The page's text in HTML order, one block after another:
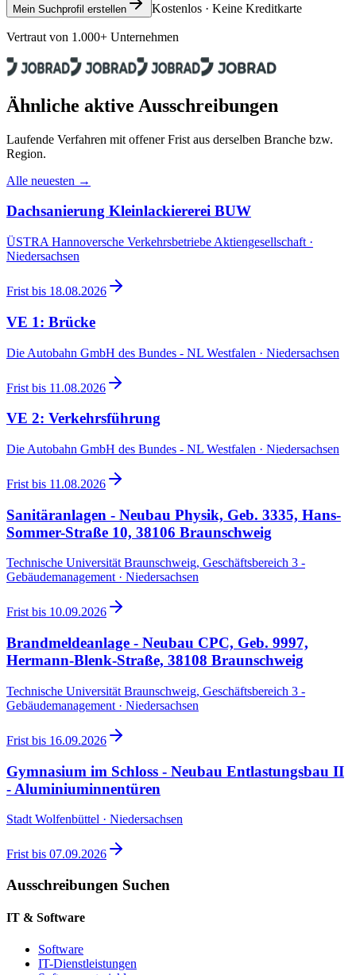
Mein Suchprofil erstellen Kostenlos · Keine Kreditkarte
Vertraut von 1.000+ Unternehmen
Ähnliche aktive Ausschreibungen
Laufende Verfahren mit offener Frist aus derselben Branche bzw.
Region.
Alle neuesten →
Dachsanierung Kleinlackiererei BUW
ÜSTRA Hannoversche Verkehrsbetriebe Aktiengesellschaft ·
Niedersachsen
Frist bis 18.08.2026
VE 1: Brücke
Die Autobahn GmbH des Bundes - NL Westfalen · Niedersachsen
Frist bis 11.08.2026
VE 2: Verkehrsführung
Die Autobahn GmbH des Bundes - NL Westfalen · Niedersachsen
Frist bis 11.08.2026
Sanitäranlagen - Neubau Physik, Geb. 3335, Hans-
Sommer-Straße 10, 38106 Braunschweig
Technische Universität Braunschweig, Geschäftsbereich 3 -
Gebäudemanagement · Niedersachsen
Frist bis 10.09.2026
Brandmeldeanlage - Neubau CPC, Geb. 9997,
Hermann-Blenk-Straße, 38108 Braunschweig
Technische Universität Braunschweig, Geschäftsbereich 3 -
Gebäudemanagement · Niedersachsen
Frist bis 16.09.2026
Gymnasium im Schloss - Neubau Entlastungsbau II
- Aluminiuminnentüren
Stadt Wolfenbüttel · Niedersachsen
Frist bis 07.09.2026
Ausschreibungen Suchen
IT & Software
Software
IT-Dienstleistungen